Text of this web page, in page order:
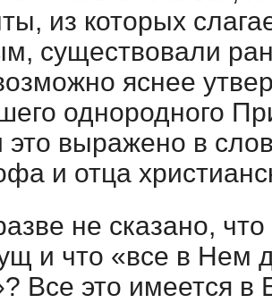
из которых
существовали
яснее
однородного
выражено в
и отца
не сказано,
и что «все в Нем
Все это имеется